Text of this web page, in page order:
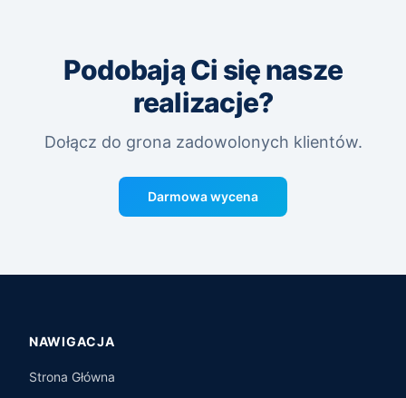
Podobają Ci się nasze
realizacje?
Dołącz do grona zadowolonych klientów.
Darmowa wycena
NAWIGACJA
Strona Główna